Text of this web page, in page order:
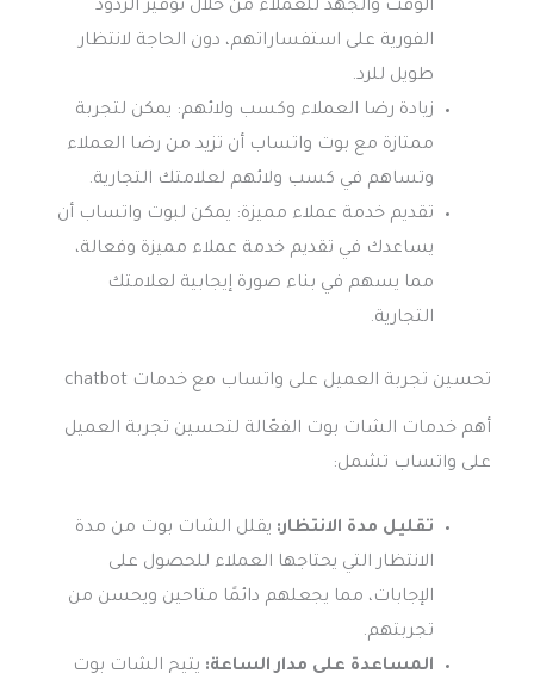
الوقت والجهد للعملاء من خلال توفير الردود
الفورية على استفساراتهم، دون الحاجة لانتظار
طويل للرد.
زيادة رضا العملاء وكسب ولائهم: يمكن لتجربة
ممتازة مع بوت واتساب أن تزيد من رضا العملاء
وتساهم في كسب ولائهم لعلامتك التجارية.
تقديم خدمة عملاء مميزة: يمكن لبوت واتساب أن
يساعدك في تقديم خدمة عملاء مميزة وفعالة،
مما يسهم في بناء صورة إيجابية لعلامتك
التجارية.
تحسين تجربة العميل على واتساب مع خدمات chatbot
أهم خدمات الشات بوت الفعّالة لتحسين تجربة العميل
على واتساب تشمل:
تقليل مدة الانتظار: يقلل الشات بوت من مدة
الانتظار التي يحتاجها العملاء للحصول على
الإجابات، مما يجعلهم دائمًا متاحين ويحسن من
تجربتهم.
المساعدة على مدار الساعة: يتيح الشات بوت